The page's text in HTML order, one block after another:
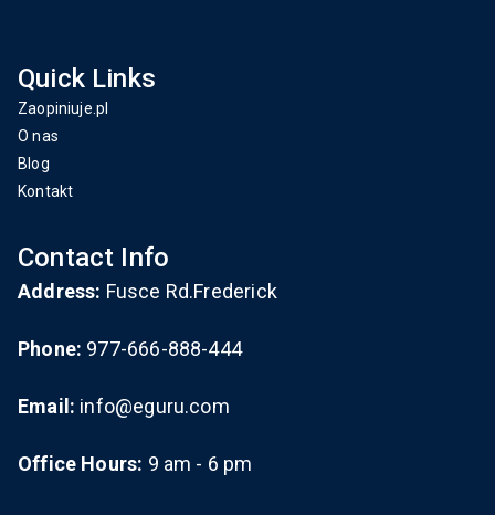
Quick Links
Zaopiniuje.pl
O nas
Blog
Kontakt
Contact Info
Address: Fusce Rd.Frederick
Phone: 977-666-888-444
Email: info@eguru.com
Office Hours: 9 am - 6 pm